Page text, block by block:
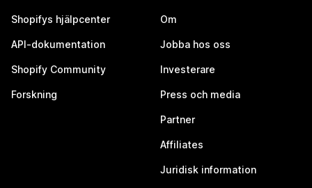
Shopifys hjälpcenter
API-dokumentation
Shopify Community
Forskning
Om
Jobba hos oss
Investerare
Press och media
Partner
Affiliates
Juridisk information